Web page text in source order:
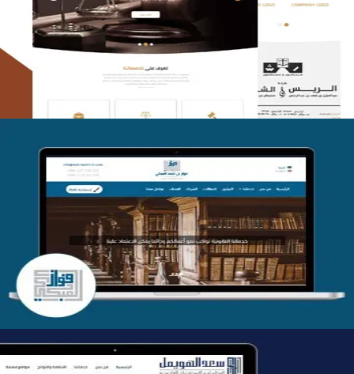
التفاصيل
موقع فواز المبكي للمحاماة
التفاصيل